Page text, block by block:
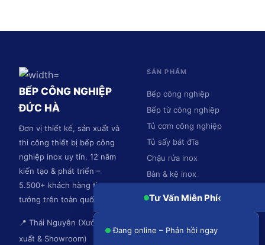
BẾP CÔNG NGHIỆP
ĐỨC HÀ
Đơn vị thiết kế, sản xuất và
thi công thiết bị bếp công
nghiệp inox uy tín. 12 năm
kiến tạo & phát triển –
5.500+ khách hàng tin
tưởng trên toàn quốc.
📍 Thái Nguyên (Xưởng sản
xuất & Showroom)
SẢN PHẨM
Bếp công nghiệp
Bếp từ công nghiệp
Tủ cơm công nghiệp
Tủ sấy bát đĩa
Chậu rửa inox
Bàn & kệ inox
Tư Vấn Miễn Phí‹
Đang online – Phản hồi ngay